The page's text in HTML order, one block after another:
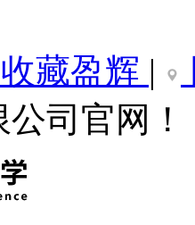
收藏盈辉 |
司官网！